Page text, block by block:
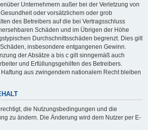
Unternehmern außer bei der Verletzung von
oder vorsätzlichem oder grob
des Betreibers auf die bei Vertragsschluss
Schäden und im Übrigen der Höhe
Durchschnittsschäden begrenzt. Dies gilt
insbesondere entgangenen Gewinn.
der Absätze a bis c gilt sinngemäß auch
und Erfüllungsgehilfen des Betreibers.
aus zwingendem nationalem Recht bleiben
die Nutzungsbedingungen und die
zu ändern. Die Änderung wird dem Nutzer per E-